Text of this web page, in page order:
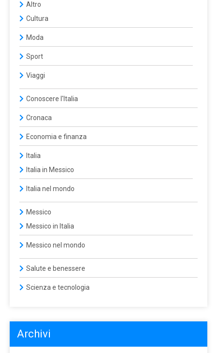
Altro
Cultura
Moda
Sport
Viaggi
Conoscere l'Italia
Cronaca
Economia e finanza
Italia
Italia in Messico
Italia nel mondo
Messico
Messico in Italia
Messico nel mondo
Salute e benessere
Scienza e tecnologia
Archivi